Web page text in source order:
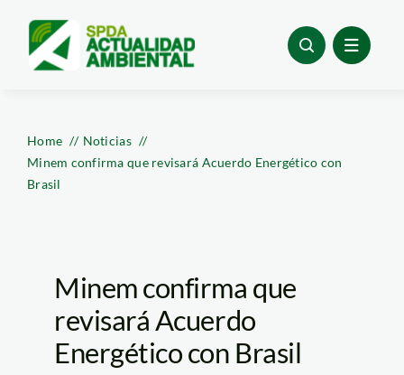
content
Home
Noticias
Minem confirma que revisará Acuerdo Energético con
Brasil
Minem confirma que
revisará Acuerdo
Energético con Brasil